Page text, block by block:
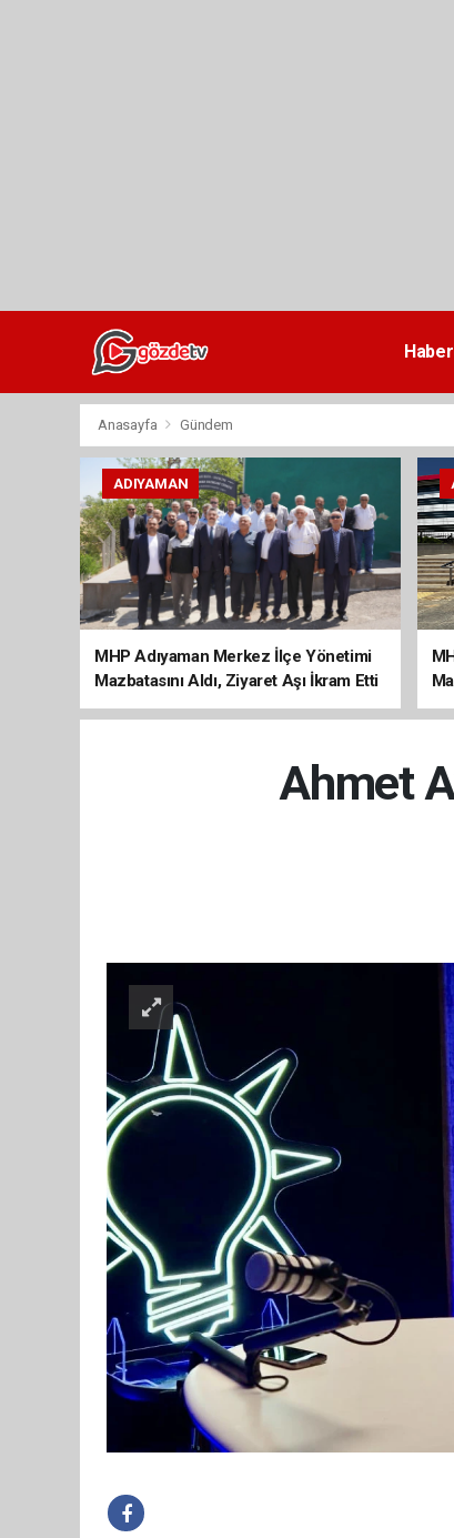
Anasayfa Gündem
ADIYAMAN
MHP Adıyaman Merkez İlçe Yönetimi
Mazbatasını Aldı, Ziyaret Aşı İkram Etti
Ahmet